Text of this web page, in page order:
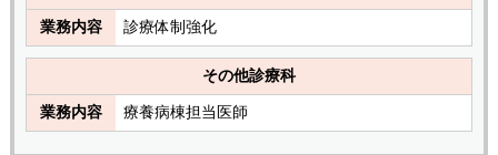
業務内容 診療体制強化
その他診療科
業務内容 療養病棟担当医師